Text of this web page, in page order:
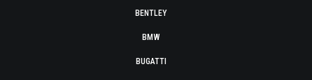
BENTLEY
BMW
BUGATTI